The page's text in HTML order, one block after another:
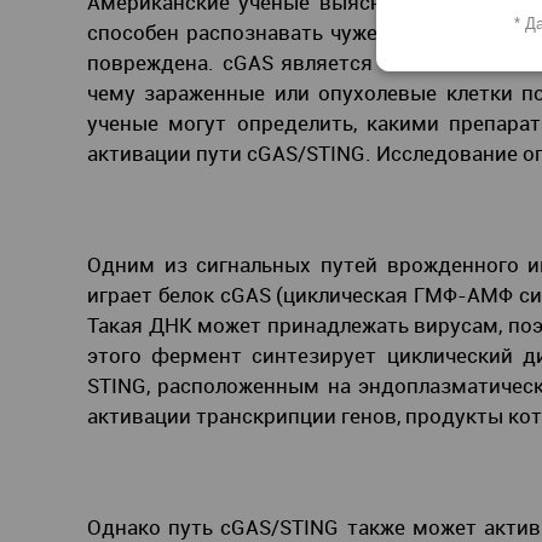
способен распознавать чужеродную ДНК в
повреждена. cGAS является важным
чему зараженные или опухолевые клетки
ученые могут определить, какими
активации пути cGAS/STING. Исследование
Одним из сигнальных путей врожденного
играет белок cGAS (циклическая ГМФ-АМФ
Такая ДНК может принадлежать вирусам,
этого фермент синтезирует
STING, расположенным на
активации транскрипции генов, продукты
Однако путь cGAS/STING также может
*